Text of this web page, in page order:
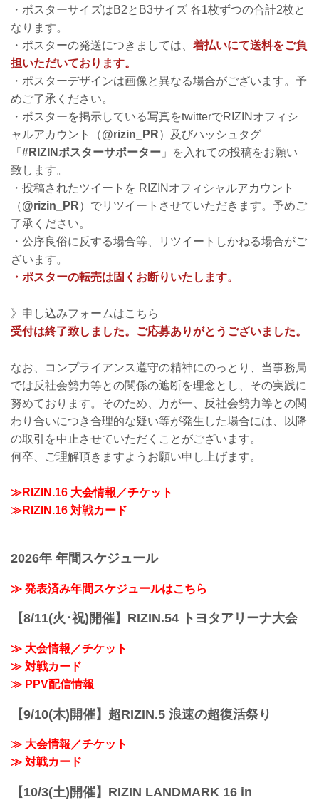
・ポスターサイズはB2とB3サイズ 各1枚ずつの合計2枚と
なります。
・ポスターの発送につきましては、 着払いにて送料をご負
担いただいております。
・ポスターデザインは画像と異なる場合がございます。予
めご了承ください。
・ポスターを掲示している写真をtwitterでRIZINオフィシ
ャルアカウント（@rizin_PR）及びハッシュタグ
「 #RIZINポスターサポーター 」を入れての投稿をお願い
致します。
・投稿されたツイートを RIZINオフィシャルアカウント
（@rizin_PR）でリツイートさせていただきます。予めご
了承ください。
・公序良俗に反する場合等、リツイートしかねる場合がご
ざいます。
・ポスターの転売は固くお断りいたします。
》申し込みフォームはこちら
受付は終了致しました。ご応募ありがとうございました。
なお、コンプライアンス遵守の精神にのっとり、当事務局
では反社会勢力等との関係の遮断を理念とし、その実践に
努めております。そのため、万が一、反社会勢力等との関
わり合いにつき合理的な疑い等が発生した場合には、以降
の取引を中止させていただくことがございます。
何卒、ご理解頂きますようお願い申し上げます。
≫RIZIN.16 大会情報／チケット
≫RIZIN.16 対戦カード
2026年 年間スケジュール
≫ 発表済み年間スケジュールはこちら
【8/11(火･祝)開催】RIZIN.54 トヨタアリーナ大会
≫ 大会情報／チケット
≫ 対戦カード
≫ PPV配信情報
【9/10(木)開催】超RIZIN.5 浪速の超復活祭り
≫ 大会情報／チケット
≫ 対戦カード
【10/3(土)開催】RIZIN LANDMARK 16 in